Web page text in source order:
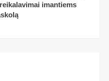
imantiems